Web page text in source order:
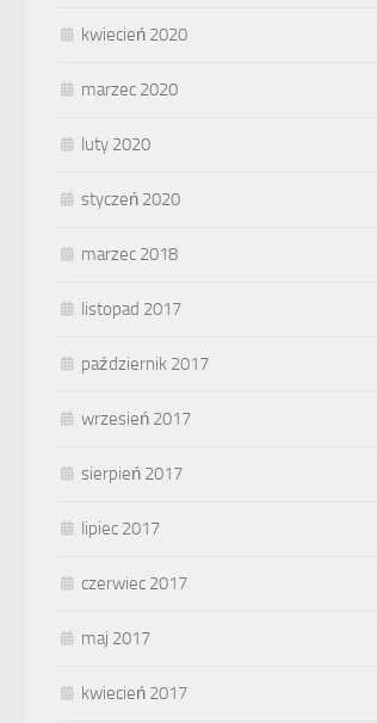
kwiecień 2020
marzec 2020
luty 2020
styczeń 2020
marzec 2018
listopad 2017
październik 2017
wrzesień 2017
sierpień 2017
lipiec 2017
czerwiec 2017
maj 2017
kwiecień 2017